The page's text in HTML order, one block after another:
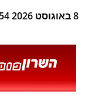
8 באוגוסט 2026 14:54